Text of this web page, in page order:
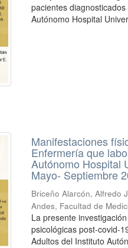
pacientes
Autónomo Hospital
Manifestaciones
Enfermería que
Autónomo Hospital
Mayo- Septiembre
Briceño Alarcón, Alfredo
Andes, Facultad de
La presente
psicológicas post-covid-
Adultos del Instituto